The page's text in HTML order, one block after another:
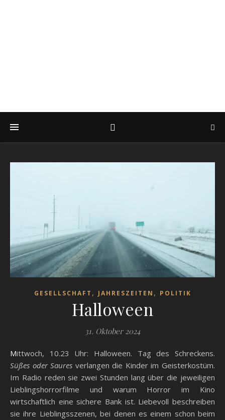
GESELLSCHAFT , JAHRESZEITEN , POLITIK
Halloween
31. Oktober 2024
Mittwoch, 10.23 Uhr: Halloween. Tag des Schreckens.
Süßes oder Saures verlangen die Kinder im Geisterkostüm.
Im Radio reden sie zwei Stunden lang über die jeweiligen
Lieblingshorrorfilme und warum Horror im Kino
wirtschaftlich eine sichere Bank ist. Liebevoll beschreiben
sie ihre Lieblingsszenen, bei denen es einem schon beim